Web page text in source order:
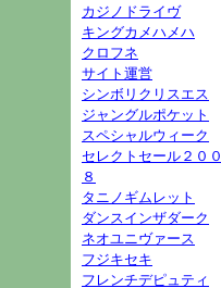
カジノドライヴ
キングカメハメハ
クロフネ
サイト運営
シンボリクリスエス
ジャングルポケット
スペシャルウィーク
セレクトセール２００
８
タニノギムレット
ダンスインザダーク
ネオユニヴァース
フジキセキ
フレンチデピュティ